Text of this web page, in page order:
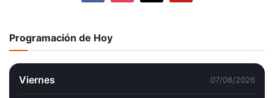
Programación de Hoy
Viernes 07/08/2026